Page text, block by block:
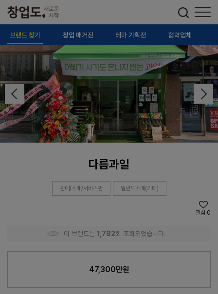
브랜드 찾기 창업 매거진 테마 기획전 협력업체
다름과일
판매/소매/서비스관 일반도소매(기타)
관심 0
이 브랜드는 1,782회 조회되었습니다.
47,300만원